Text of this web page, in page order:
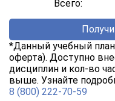
Всего:
*Данный учебный
оферта). Доступно
дисциплин и кол-во
выше. Узнайте
8 (800) 222-70-59